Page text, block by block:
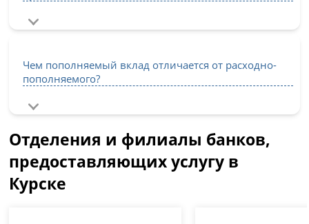
Чем пополняемый вклад отличается от расходно-
пополняемого?
Отделения и филиалы банков,
предоставляющих услугу в
Курске